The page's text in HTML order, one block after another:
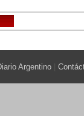
Argentino